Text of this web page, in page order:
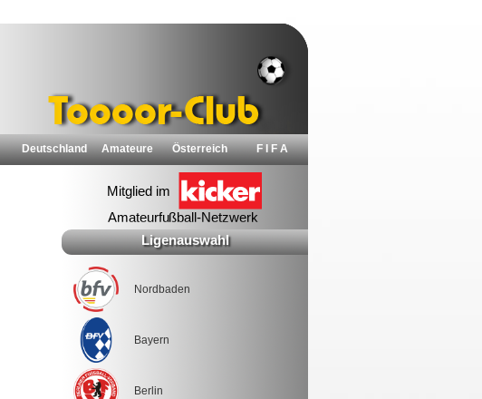
Deutschland Amateure Österreich F I F A
Ligenauswahl
Nordbaden
Bayern
Berlin